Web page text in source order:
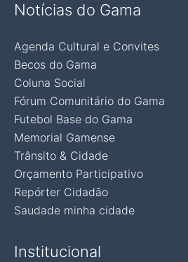
Notícias do Gama
Agenda Cultural e Convites
Becos do Gama
Coluna Social
Fórum Comunitário do Gama
Futebol Base do Gama
Memorial Gamense
Trânsito & Cidade
Orçamento Participativo
Repórter Cidadão
Saudade minha cidade
Institucional